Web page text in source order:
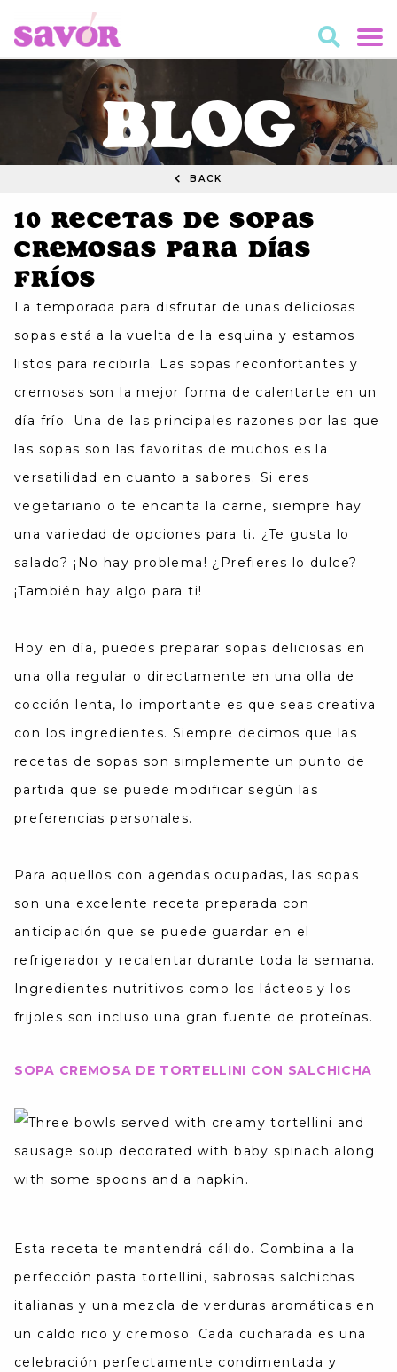
BLOG
BACK
10 Recetas de Sopas
Cremosas para Días
Fríos
La temporada para disfrutar de unas deliciosas
sopas está a la vuelta de la esquina y estamos
listos para recibirla. Las sopas reconfortantes y
cremosas son la mejor forma de calentarte en un
día frío. Una de las principales razones por las que
las sopas son las favoritas de muchos es la
versatilidad en cuanto a sabores. Si eres
vegetariano o te encanta la carne, siempre hay
una variedad de opciones para ti. ¿Te gusta lo
salado? ¡No hay problema! ¿Prefieres lo dulce?
¡También hay algo para ti!
Hoy en día, puedes preparar sopas deliciosas en
una olla regular o directamente en una olla de
cocción lenta, lo importante es que seas creativa
con los ingredientes. Siempre decimos que las
recetas de sopas son simplemente un punto de
partida que se puede modificar según las
preferencias personales.
Para aquellos con agendas ocupadas, las sopas
son una excelente receta preparada con
anticipación que se puede guardar en el
refrigerador y recalentar durante toda la semana.
Ingredientes nutritivos como los lácteos y los
frijoles son incluso una gran fuente de proteínas.
SOPA CREMOSA DE TORTELLINI CON SALCHICHA
Esta receta te mantendrá cálido. Combina a la
perfección pasta tortellini, sabrosas salchichas
italianas y una mezcla de verduras aromáticas en
un caldo rico y cremoso. Cada cucharada es una
celebración perfectamente condimentada y